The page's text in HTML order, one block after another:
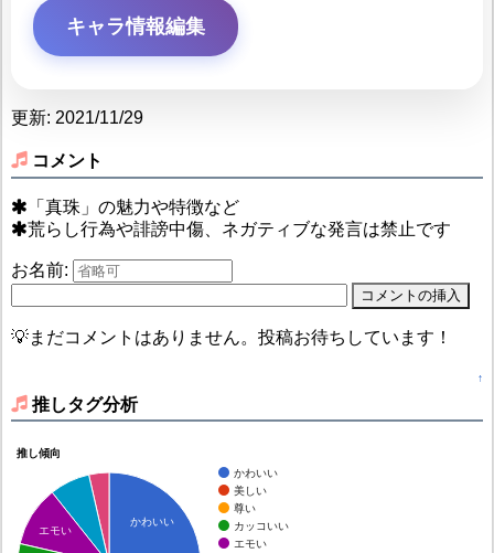
キャラ情報編集
更新: 2021/11/29
コメント
「真珠」の魅力や特徴など
荒らし行為や誹謗中傷、ネガティブな発言は禁止です
お名前:
💡まだコメントはありません。投稿お待ちしています！
↑
推しタグ分析
推し傾向
かわいい
美しい
尊い
カッコいい
エモい
かわいい
エモい